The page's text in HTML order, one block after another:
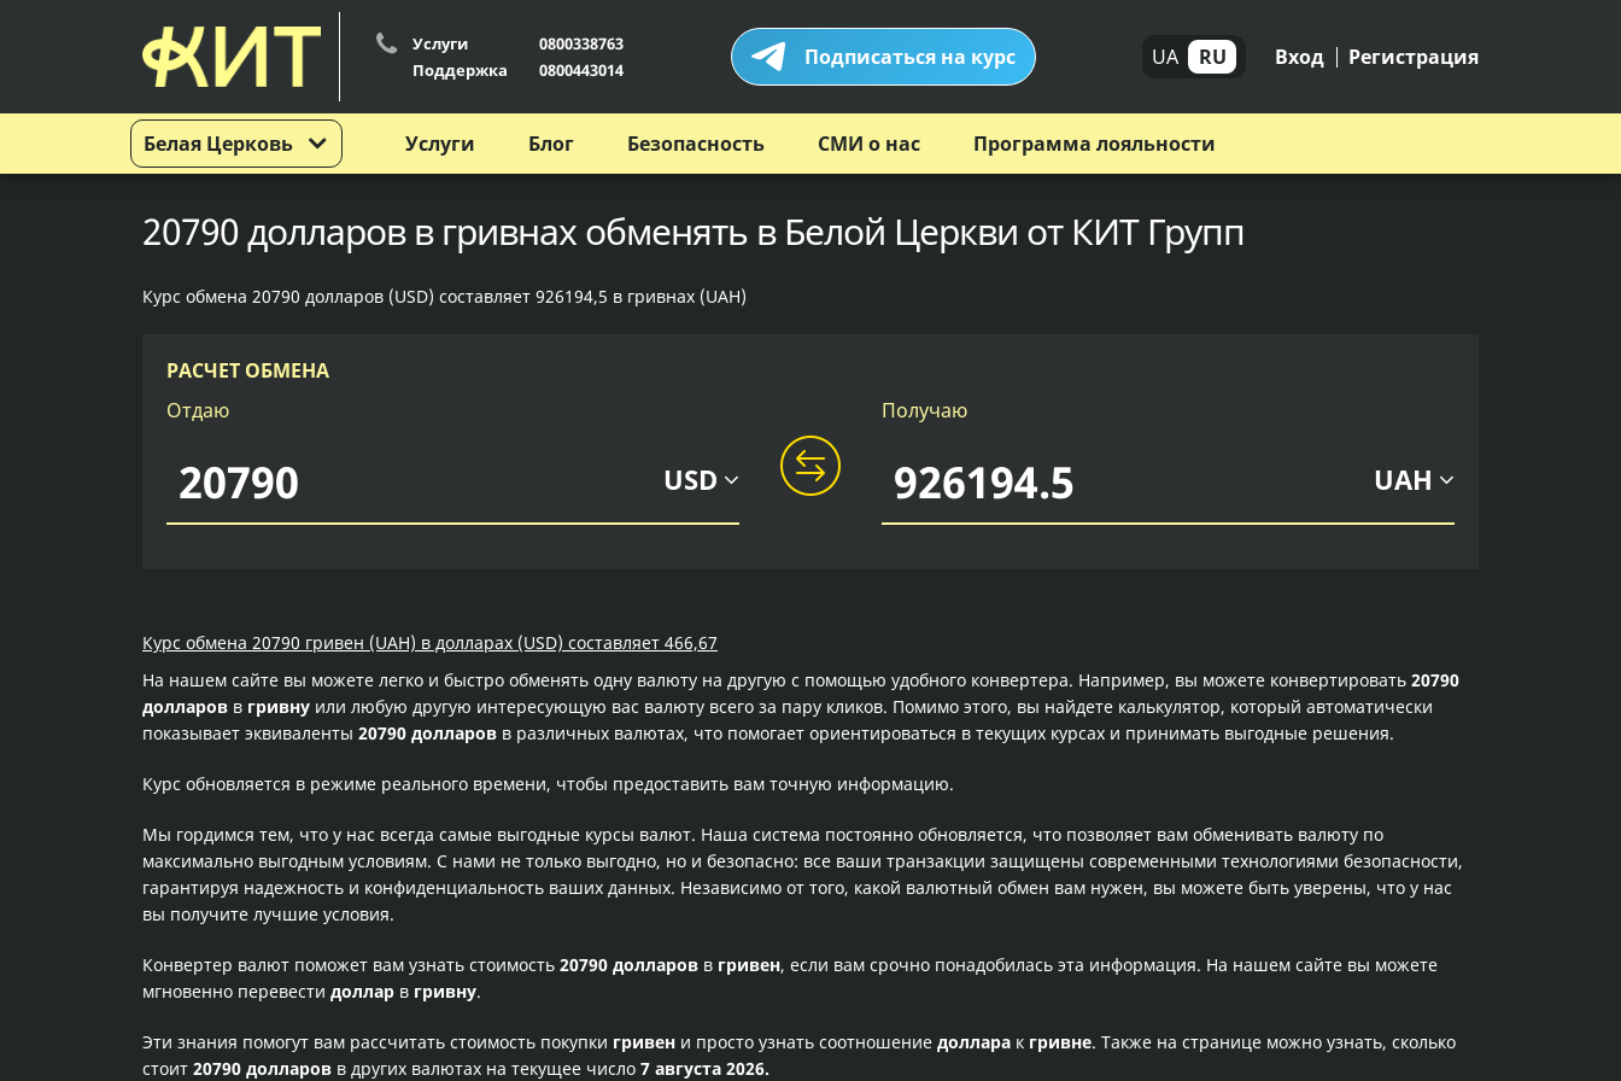
Белая Церковь
Услуги
0800338763
Поддержка
0800443014 Подписаться на курс UA RU Вход Регистрация
Услуги Блог Безопасность СМИ о нас Программа лояльности
20790 долларов в гривнах обменять в Белой Церкви от КИТ Групп
Курс обмена 20790 долларов (USD) составляет 926194,5 в гривнах (UAH)
РАСЧЕТ ОБМЕНА
Отдаю
USD
Получаю
UAH
Курс обмена 20790 гривен (UAH) в долларах (USD) составляет 466,67
На нашем сайте вы можете легко и быстро обменять одну валюту на другую с помощью удобного конвертера. Например, вы можете конвертировать 20790
долларов в гривну или любую другую интересующую вас валюту всего за пару кликов. Помимо этого, вы найдете калькулятор, который автоматически
показывает эквиваленты 20790 долларов в различных валютах, что помогает ориентироваться в текущих курсах и принимать выгодные решения.
Курс обновляется в режиме реального времени, чтобы предоставить вам точную информацию.
Мы гордимся тем, что у нас всегда самые выгодные курсы валют. Наша система постоянно обновляется, что позволяет вам обменивать валюту по
максимально выгодным условиям. С нами не только выгодно, но и безопасно: все ваши транзакции защищены современными технологиями безопасности,
гарантируя надежность и конфиденциальность ваших данных. Независимо от того, какой валютный обмен вам нужен, вы можете быть уверены, что у нас
вы получите лучшие условия.
Конвертер валют поможет вам узнать стоимость 20790 долларов в гривен, если вам срочно понадобилась эта информация. На нашем сайте вы можете
мгновенно перевести доллар в гривну.
Эти знания помогут вам рассчитать стоимость покупки гривен и просто узнать соотношение доллара к гривне. Также на странице можно узнать, сколько
стоит 20790 долларов в других валютах на текущее число 7 августа 2026.